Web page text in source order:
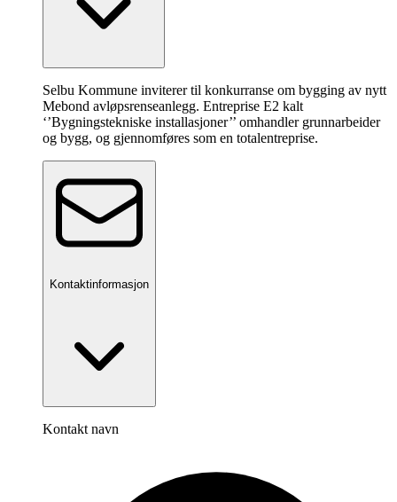
Selbu Kommune inviterer til konkurranse om bygging av nytt
Mebond avløpsrenseanlegg. Entreprise E2 kalt
‘’Bygningstekniske installasjoner’’ omhandler grunnarbeider
og bygg, og gjennomføres som en totalentreprise.
Kontaktinformasjon
Kontakt navn